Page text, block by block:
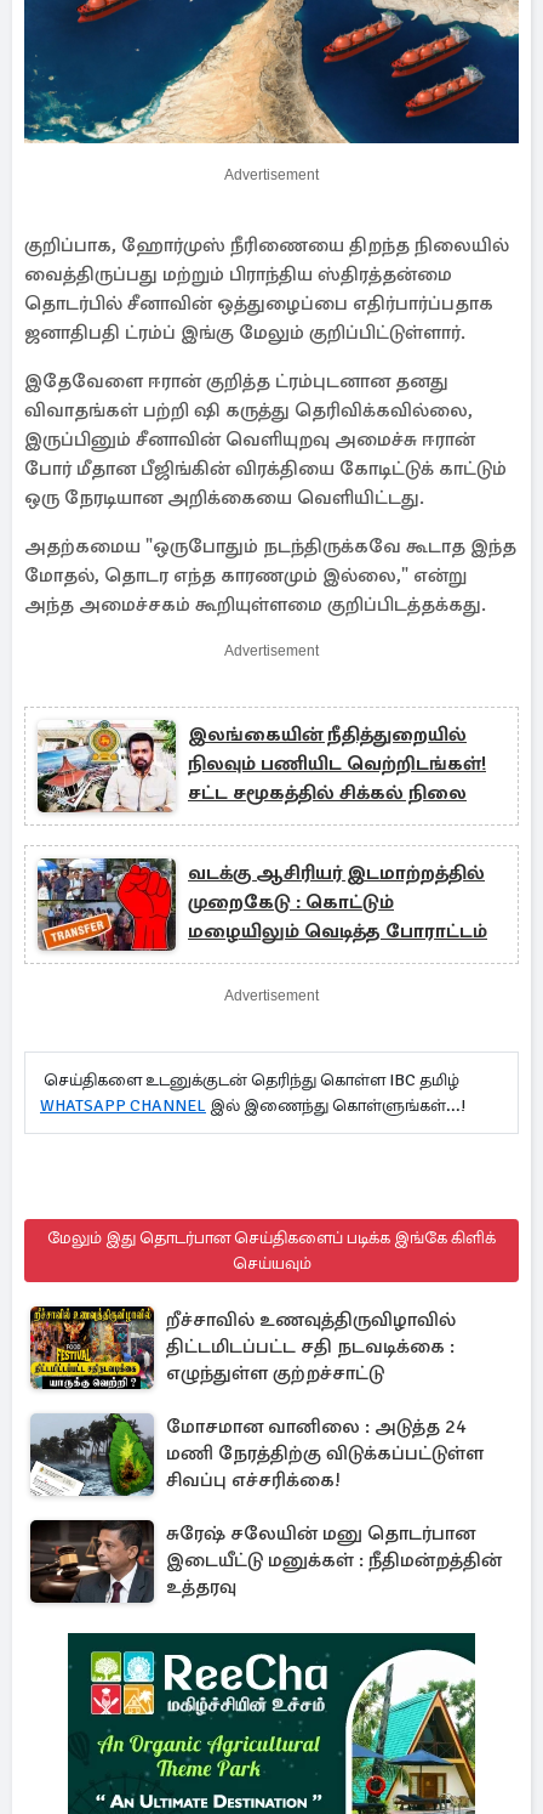
Advertisement
குறிப்பாக, ஹோர்முஸ் நீரிணையை திறந்த நிலையில்
வைத்திருப்பது மற்றும் பிராந்திய ஸ்திரத்தன்மை
தொடர்பில் சீனாவின் ஒத்துழைப்பை எதிர்பார்ப்பதாக
ஜனாதிபதி ட்ரம்ப் இங்கு மேலும் குறிப்பிட்டுள்ளார்.
இதேவேளை ஈரான் குறித்த ட்ரம்புடனான தனது
விவாதங்கள் பற்றி ஷி கருத்து தெரிவிக்கவில்லை,
இருப்பினும் சீனாவின் வெளியுறவு அமைச்சு ஈரான்
போர் மீதான பீஜிங்கின் விரக்தியை கோடிட்டுக் காட்டும்
ஒரு நேரடியான அறிக்கையை வெளியிட்டது.
அதற்கமைய "ஒருபோதும் நடந்திருக்கவே கூடாத இந்த
மோதல், தொடர எந்த காரணமும் இல்லை," என்று
அந்த அமைச்சகம் கூறியுள்ளமை குறிப்பிடத்தக்கது.
Advertisement
இலங்கையின் நீதித்துறையில்
நிலவும் பணியிட வெற்றிடங்கள்!
சட்ட சமூகத்தில் சிக்கல் நிலை
வடக்கு ஆசிரியர் இடமாற்றத்தில்
முறைகேடு : கொட்டும்
மழையிலும் வெடித்த போராட்டம்
Advertisement
செய்திகளை உடனுக்குடன் தெரிந்து கொள்ள IBC தமிழ்
WHATSAPP CHANNEL இல் இணைந்து கொள்ளுங்கள்...!
மேலும் இது தொடர்பான செய்திகளைப் படிக்க இங்கே கிளிக்
செய்யவும்
றீச்சாவில் உணவுத்திருவிழாவில்
திட்டமிடப்பட்ட சதி நடவடிக்கை :
எழுந்துள்ள குற்றச்சாட்டு
மோசமான வானிலை : அடுத்த 24
மணி நேரத்திற்கு விடுக்கப்பட்டுள்ள
சிவப்பு எச்சரிக்கை!
சுரேஷ் சலேயின் மனு தொடர்பான
இடையீட்டு மனுக்கள் : நீதிமன்றத்தின்
உத்தரவு